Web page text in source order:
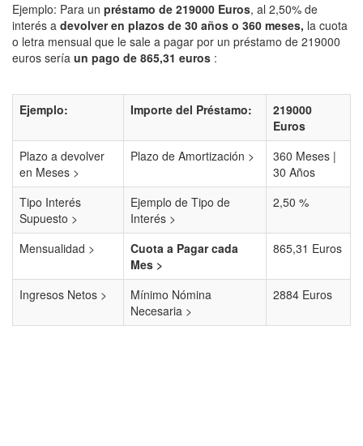
Ejemplo: Para un préstamo de 219000 Euros, al 2,50% de
interés a devolver en plazos de 30 años o 360 meses, la cuota
o letra mensual que le sale a pagar por un préstamo de 219000
euros sería un pago de 865,31 euros :
Ejemplo: Importe del Préstamo:
219000
Euros
Plazo a devolver
en Meses >
Plazo de Amortización >
360 Meses |
30 Años
Tipo Interés
Supuesto >
Ejemplo de Tipo de
Interés >
2,50 %
Mensualidad >
Cuota a Pagar cada
Mes >
865,31 Euros
Ingresos Netos >
Mínimo Nómina
Necesaria >
2884 Euros